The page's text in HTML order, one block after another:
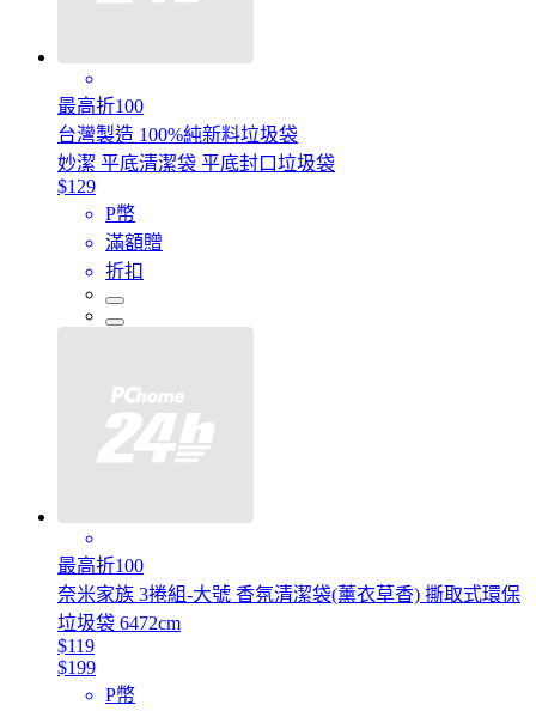
最高折100
台灣製造 100%純新料垃圾袋
妙潔 平底清潔袋 平底封口垃圾袋
$129
P幣
滿額贈
折扣
最高折100
奈米家族 3捲組-大號 香氛清潔袋(薰衣草香) 撕取式環保
垃圾袋 6472cm
$119
$199
P幣